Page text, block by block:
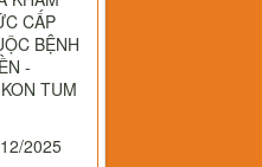
CẤP
BỆNH
-
TUM
2025